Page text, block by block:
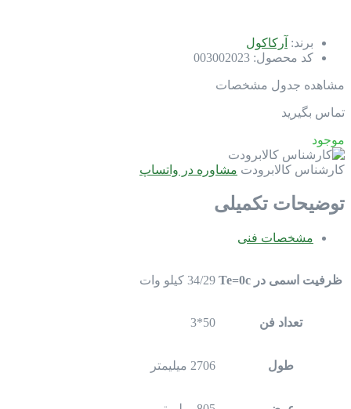
برند: آرکاکول
کد محصول: 003002023
مشاهده جدول مشخصات
تماس بگیرید
موجود
کارشناس کالابرودت مشاوره در واتساپ
توضیحات تکمیلی
مشخصات فنی
ظرفیت اسمی در Te=0c 34/29 کیلو وات
تعداد فن 50*3
طول 2706 میلیمتر